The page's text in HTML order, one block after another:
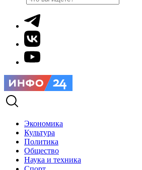
Экономика
Культура
Политика
Общество
Наука и техника